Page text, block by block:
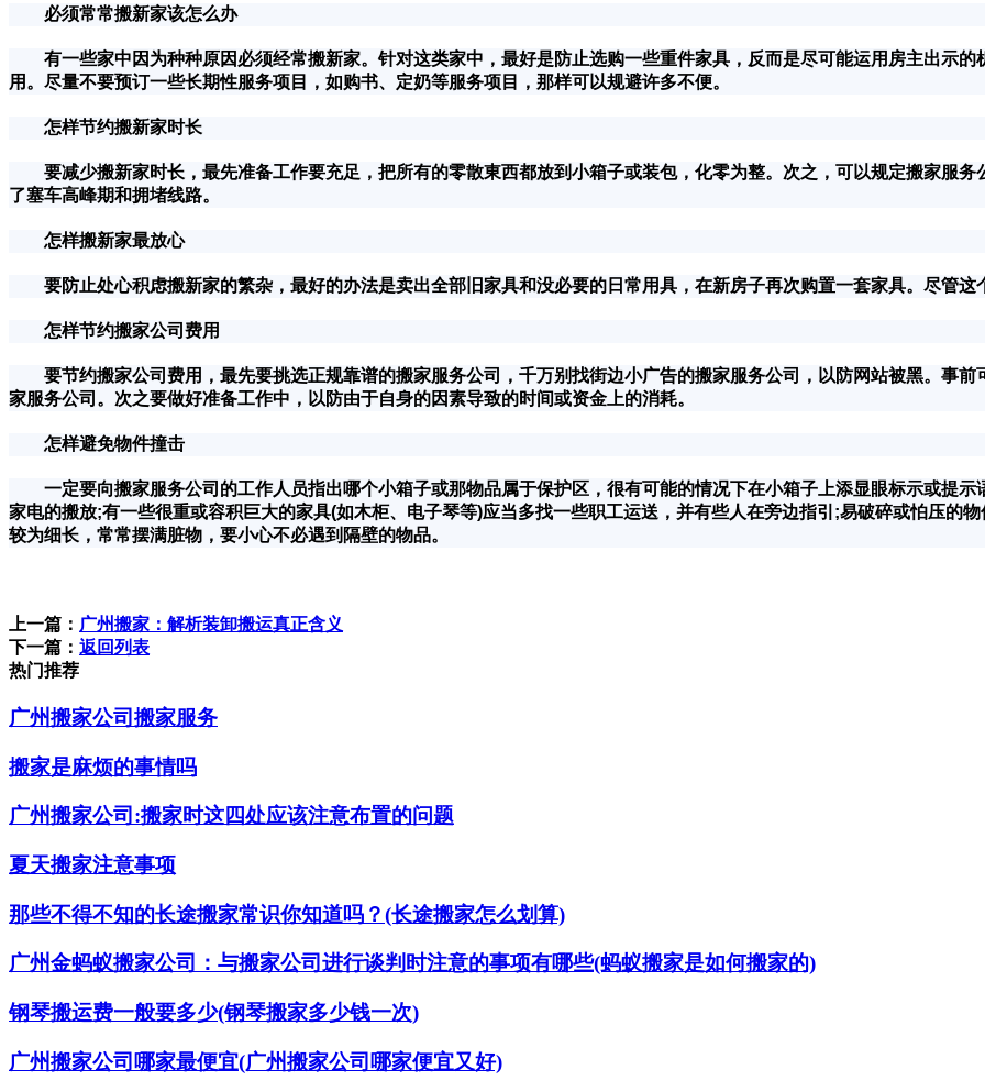
必须常常搬新家该怎么办
有一些家中因为种种原因必须经常搬新家。针对这类家中，最好是防止选购一些重件家具，反而是尽可能运用房主出示的
用。尽量不要预订一些长期性服务项目，如购书、定奶等服务项目，那样可以规避许多不便。
怎样节约搬新家时长
要减少搬新家时长，最先准备工作要充足，把所有的零散東西都放到小箱子或装包，化零为整。次之，可以规定搬家服务
了塞车高峰期和拥堵线路。
怎样搬新家最放心
要防止处心积虑搬新家的繁杂，最好的办法是卖出全部旧家具和没必要的日常用具，在新房子再次购置一套家具。尽管这
怎样节约搬家公司费用
要节约搬家公司费用，最先要挑选正规靠谱的搬家服务公司，千万别找街边小广告的搬家服务公司，以防网站被黑。事前
家服务公司。次之要做好准备工作中，以防由于自身的因素导致的时间或资金上的消耗。
怎样避免物件撞击
一定要向搬家服务公司的工作人员指出哪个小箱子或那物品属于保护区，很有可能的情况下在小箱子上添显眼标示或提示
家电的搬放;有一些很重或容积巨大的家具(如木柜、电子琴等)应当多找一些职工运送，并有些人在旁边指引;易破碎或怕压的
较为细长，常常摆满脏物，要小心不必遇到隔壁的物品。
上一篇： 广州搬家：解析装卸搬运真正含义
下一篇： 返回列表
热门推荐
广州搬家公司搬家服务
搬家是麻烦的事情吗
广州搬家公司:搬家时这四处应该注意布置的问题
夏天搬家注意事项
那些不得不知的长途搬家常识你知道吗？(长途搬家怎么划算)
广州金蚂蚁搬家公司：与搬家公司进行谈判时注意的事项有哪些(蚂蚁搬家是如何搬家的)
钢琴搬运费一般要多少(钢琴搬家多少钱一次)
广州搬家公司哪家最便宜(广州搬家公司哪家便宜又好)